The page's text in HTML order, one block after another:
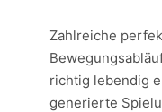
Zahlreiche
richtig lebendig
generierte